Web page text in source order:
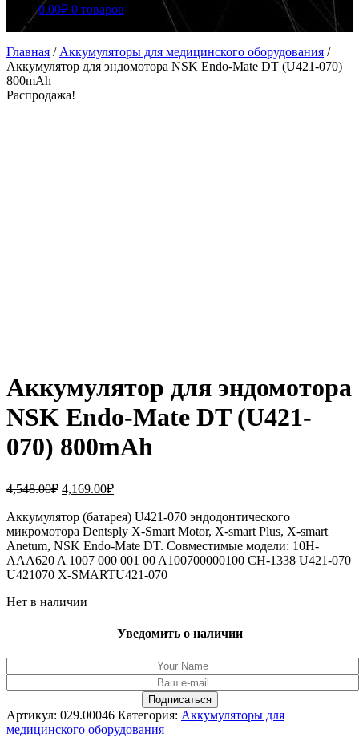
0.00₽ 0 товаров
Главная / Аккумуляторы для медицинского оборудования /
Аккумулятор для эндомотора NSK Endo-Mate DT (U421-070)
800mAh
Распродажа!
Аккумулятор для эндомотора
NSK Endo-Mate DT (U421-
070) 800mAh
4,548.00₽ Первоначальная
составляла
4,548.00₽.
4,169.00₽Текущая
4,169.00₽.
Аккумулятор (батарея) U421-070 эндодонтического
микромотора Dentsply X-Smart Motor, X-smart Plus, X-smart
Anetum, NSK Endo-Mate DT. Совместимые модели: 10H-
AAA620 A 1007 000 001 00 A100700000100 CH-1338 U421-070
U421070 X-SMARTU421-070
Нет в наличии
Уведомить о наличии
Артикул: 029.00046 Категория: Аккумуляторы для
медицинского оборудования